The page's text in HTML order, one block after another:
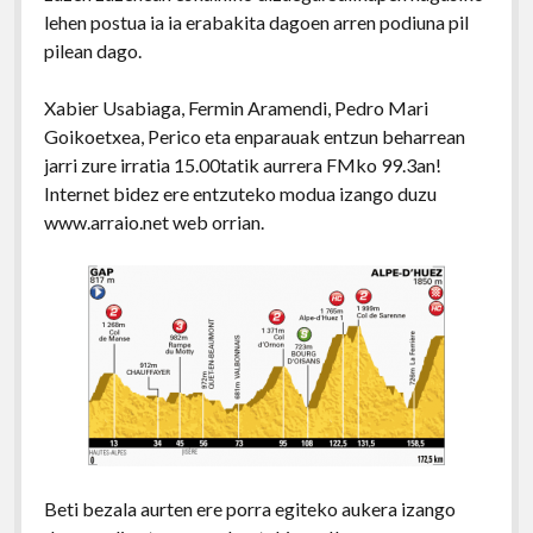
lehen postua ia ia erabakita dagoen arren podiuna pil
pilean dago.
Xabier Usabiaga, Fermin Aramendi, Pedro Mari
Goikoetxea, Perico eta enparauak entzun beharrean
jarri zure irratia 15.00tatik aurrera FMko 99.3an!
Internet bidez ere entzuteko modua izango duzu
www.arraio.net web orrian.
Beti bezala aurten ere porra egiteko aukera izango